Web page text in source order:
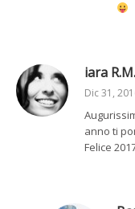
iara R.M.
Dic 31,
anno ti
Felice